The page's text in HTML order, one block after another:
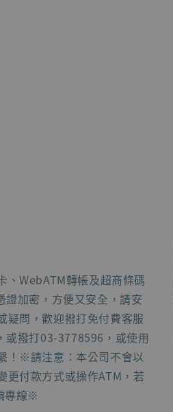
、WebATM轉帳及超商條碼
證加密，方便又安全，請安
疑問，歡迎撥打免付費客服
撥打03-3778596，或使用
！※請注意：本公司不會以
更付款方式或操作ATM，若
專線※